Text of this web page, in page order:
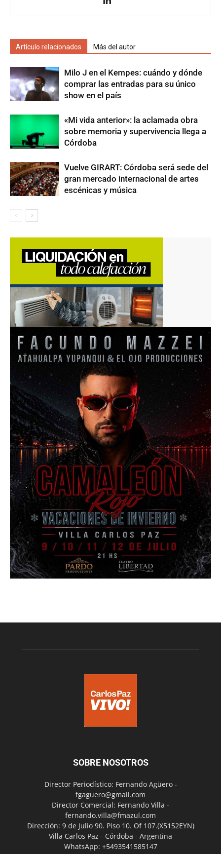
Artículo relacionados Más del autor
Milo J en el Kempes: cuándo y dónde
comprar las entradas para su único
show en el país
«Mi vida anterior»: la aclamada obra
sobre memoria y supervivencia llega a
Córdoba
Vuelve GIRART: Córdoba será sede del
gran mercado internacional de artes
escénicas y música
SOBRE NOSOTROS
Director Periodístico: Fernando Agüero -
fgaguero@gmail.com
Director Comercial: Fernando Villa -
fernando.villa@fmazul.com
Dirección: 9 de Julio 90. Piso 10. Of 107.(X5152EYN)
Villa Carlos Paz - Córdoba - Argentina
WhatsApp: +5493541585147